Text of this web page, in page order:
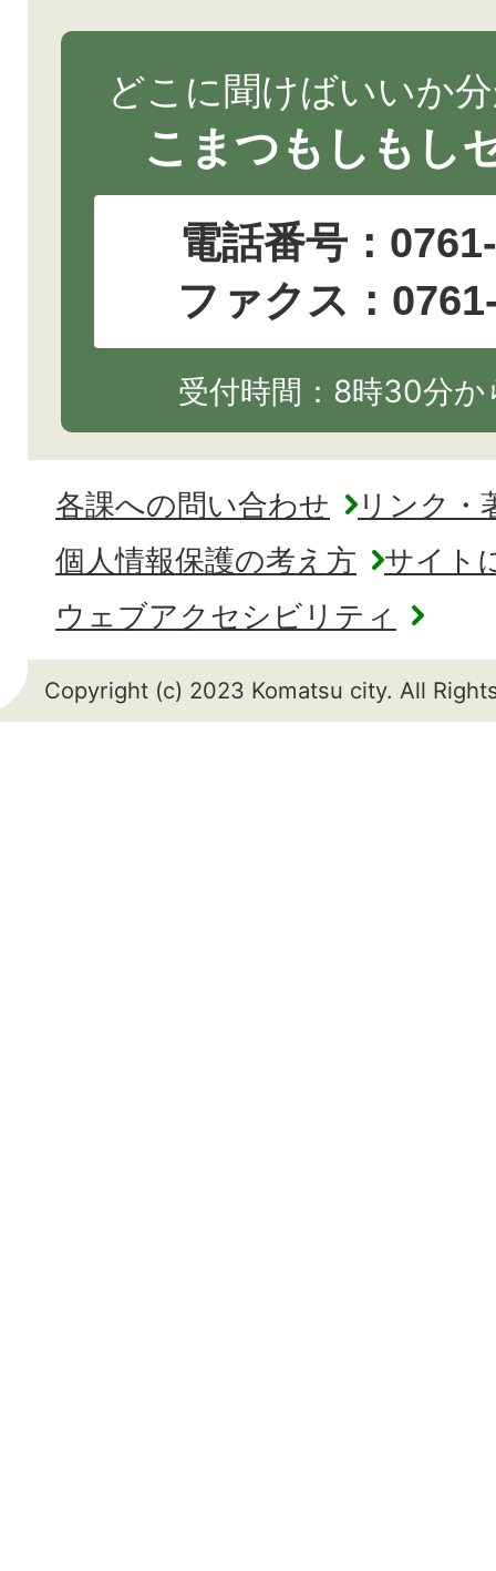
どこに聞けばいいか
こまつもしもし
電話番号：
ファクス：
受付時間：8時30分
各課への問い合わせ
リンク・
個人情報保護の考え方
サイト
ウェブアクセシビリティ
Copyright (c) 2023 Komatsu city. All